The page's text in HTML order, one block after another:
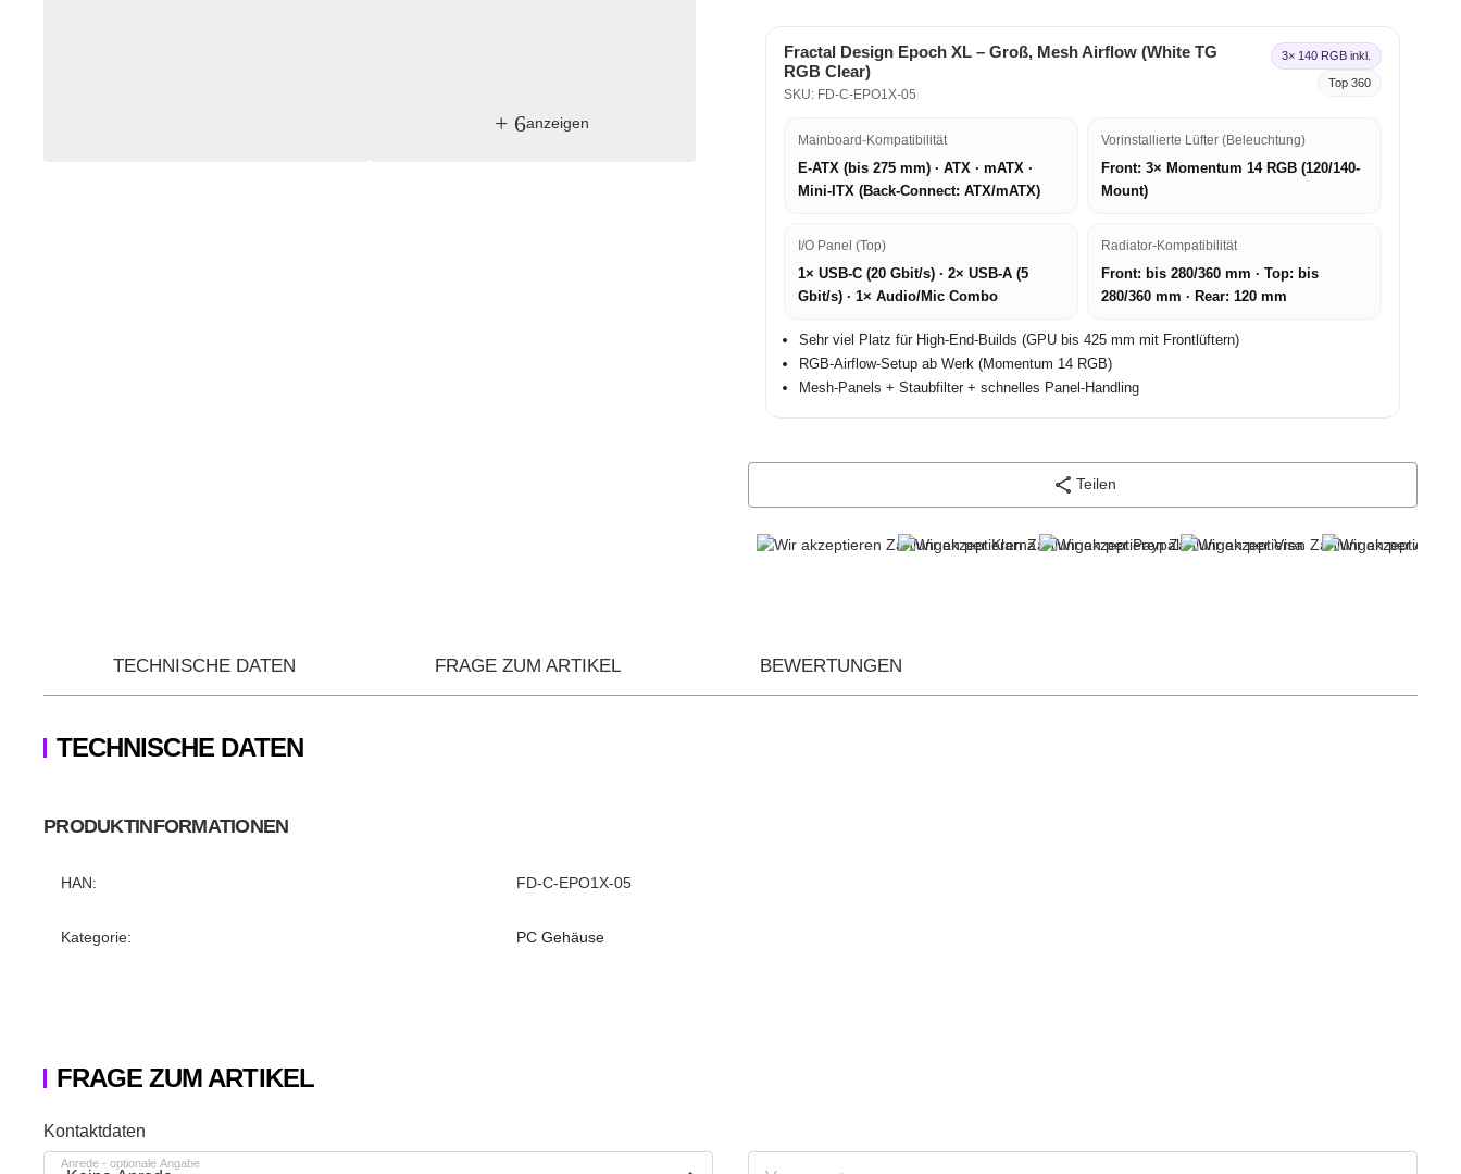
+ 6anzeigen
Fractal Design Epoch XL – Groß, Mesh Airflow (White TG
RGB Clear)
SKU: FD-C-EPO1X-05
3× 140 RGB inkl.
Top 360
Mainboard-Kompatibilität
E-ATX (bis 275 mm) · ATX · mATX ·
Mini-ITX (Back-Connect: ATX/mATX)
Vorinstallierte Lüfter (Beleuchtung)
Front: 3× Momentum 14 RGB (120/140-
Mount)
I/O Panel (Top)
1× USB-C (20 Gbit/s) · 2× USB-A (5
Gbit/s) · 1× Audio/Mic Combo
Radiator-Kompatibilität
Front: bis 280/360 mm · Top: bis
280/360 mm · Rear: 120 mm
Sehr viel Platz für High-End-Builds (GPU bis 425 mm mit Frontlüftern)
RGB-Airflow-Setup ab Werk (Momentum 14 RGB)
Mesh-Panels + Staubfilter + schnelles Panel-Handling
Teilen
TECHNISCHE DATEN FRAGE ZUM ARTIKEL BEWERTUNGEN
TECHNISCHE DATEN
PRODUKTINFORMATIONEN
Produkteigenschaft
Wert
HAN: FD-C-EPO1X-05
Kategorie: PC Gehäuse
FRAGE ZUM ARTIKEL
Honeypot
Kontaktdaten
Anrede - optionale Angabe